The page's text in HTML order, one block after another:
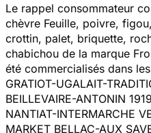
Le rappel consommateur
chèvre Feuille, poivre,
crottin, palet, briquette,
chabichou de la marque
été commercialisés dans
GRATIOT-UGALAIT-
BEILLEVAIRE-ANTONIN
NANTIAT-INTERMARCHE
MARKET BELLAC-AUX